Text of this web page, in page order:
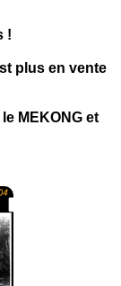
!
plus en vente
MEKONG et